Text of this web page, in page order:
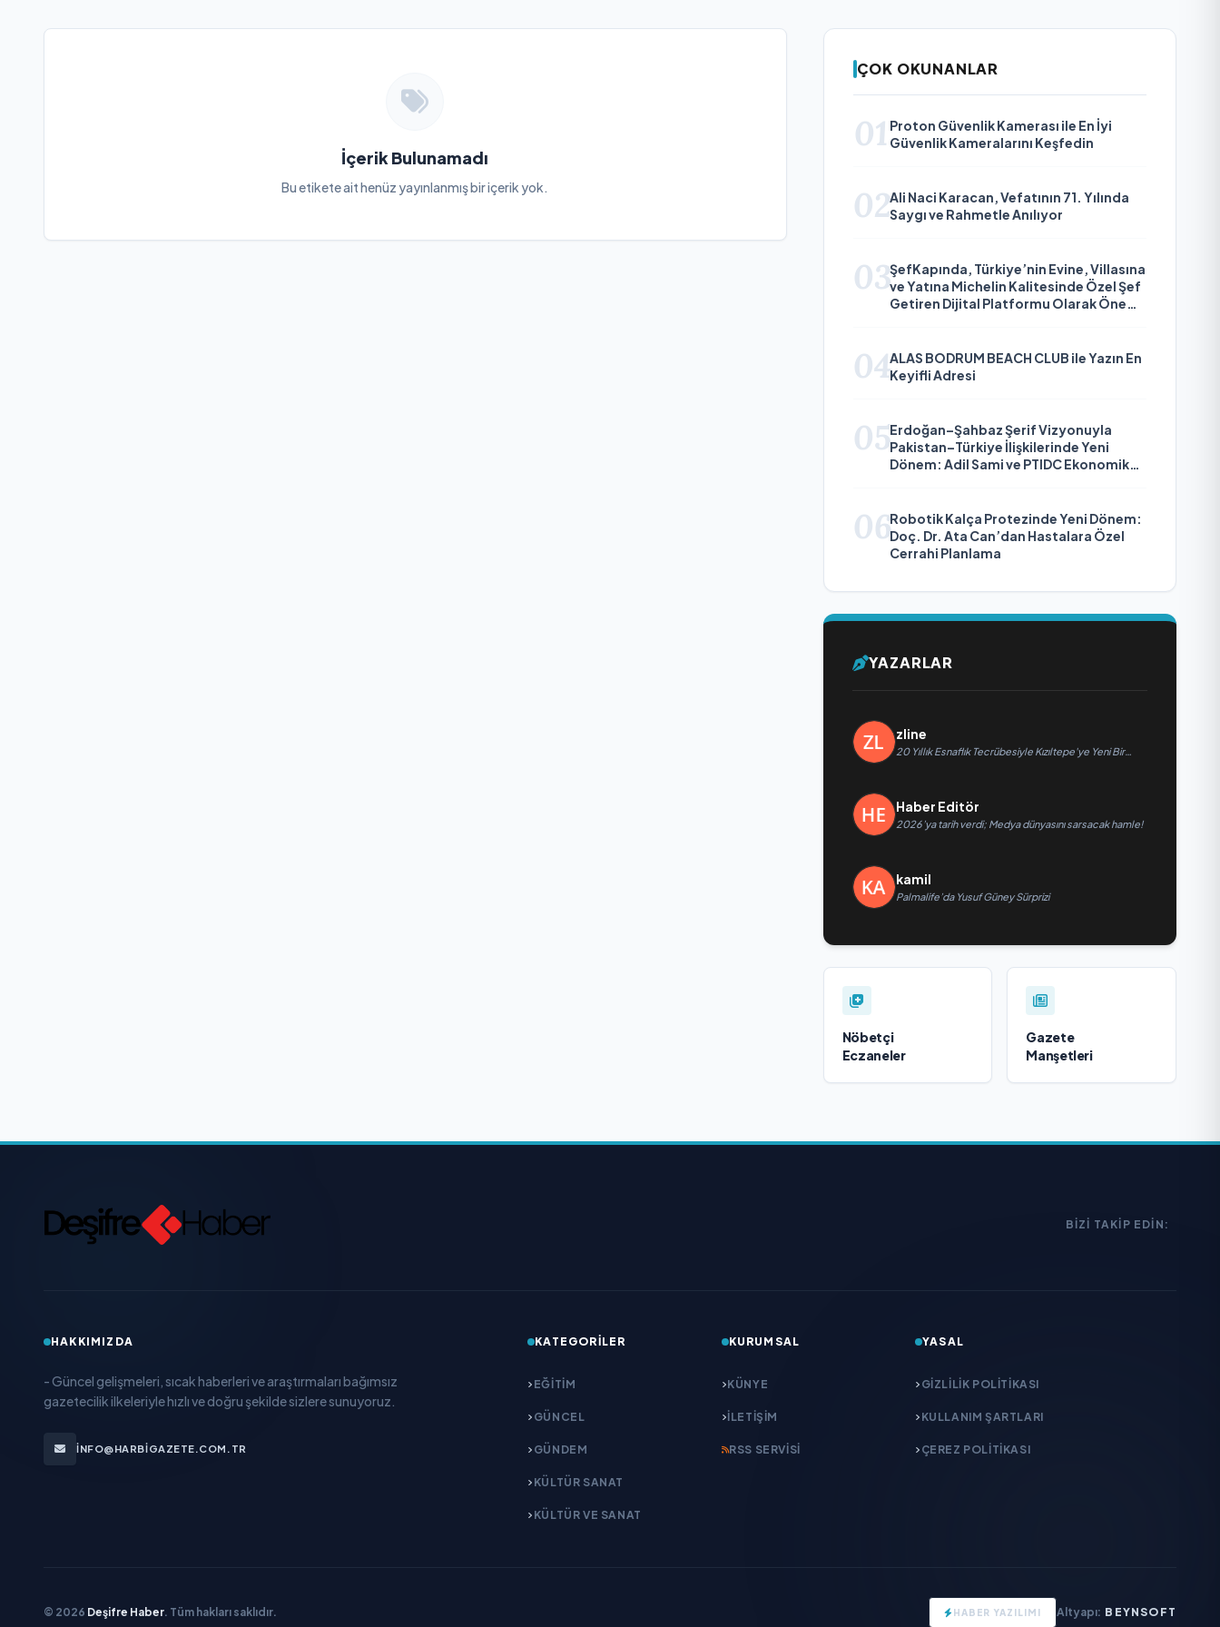
İçerik Bulunamadı
Bu etikete ait henüz yayınlanmış bir içerik yok.
ÇOK OKUNANLAR
01 Proton Güvenlik Kamerası ile En İyi
Güvenlik Kameralarını Keşfedin
02Ali Naci Karacan, Vefatının 71. Yılında
Saygı ve Rahmetle Anılıyor
03ŞefKapında, Türkiye’nin Evine, Villasına
ve Yatına Michelin Kalitesinde Özel Şef
Getiren Dijital Platformu Olarak Öne
04ALAS BODRUM BEACH CLUB ile Yazın En
Keyifli Adresi
05Erdoğan–Şahbaz Şerif Vizyonuyla
Pakistan–Türkiye İlişkilerinde Yeni
Dönem: Adil Sami ve PTIDC Ekonomik
06Robotik Kalça Protezinde Yeni Dönem:
Doç. Dr. Ata Can’dan Hastalara Özel
Cerrahi Planlama
YAZARLAR
zline
20 Yıllık Esnaflık Tecrübesiyle Kızıltepe'ye Yeni Bir
Haber Editör
2026’ya tarih verdi; Medya dünyasını sarsacak hamle!
kamil
Palmalife’da Yusuf Güney Sürprizi
Nöbetçi
Eczaneler
Gazete
Manşetleri
BIZI TAKIP EDIN:
HAKKIMIZDA
- Güncel gelişmeleri, sıcak haberleri ve araştırmaları bağımsız
gazetecilik ilkeleriyle hızlı ve doğru şekilde sizlere sunuyoruz.
INFO@HARBIGAZETE.COM.TR
KATEGORILER
EĞITIM
GÜNCEL
GÜNDEM
KÜLTÜR SANAT
KÜLTÜR VE SANAT
KURUMSAL
KÜNYE
İLETIŞIM
RSS SERVISI
YASAL
GIZLILIK POLITIKASI
KULLANIM ŞARTLARI
ÇEREZ POLITIKASI
© 2026 Deşifre Haber. Tüm hakları saklıdır. HABER YAZILIMI Altyapı: BEYNSOFT